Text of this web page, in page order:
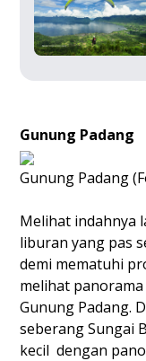
Gunung Padang
Gunung Padang
Melihat indahnya
liburan yang pas
demi mematuhi
melihat
Gunung Padang.
seberang Sungai
kecil dengan